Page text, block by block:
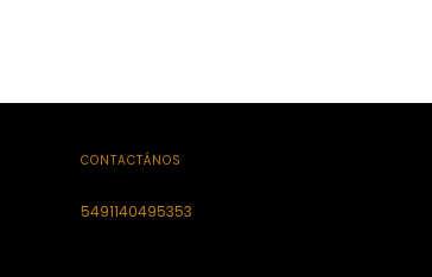
CONTACTÁNOS
5491140495353